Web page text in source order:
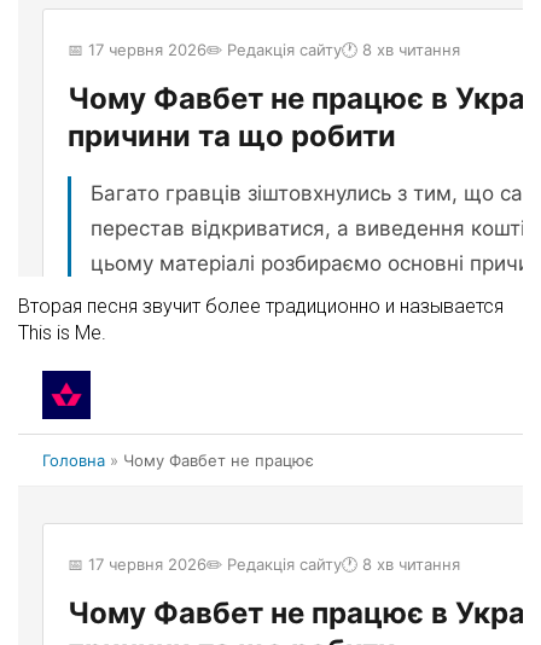
Вторая песня звучит более традиционно и называется
This is Me.